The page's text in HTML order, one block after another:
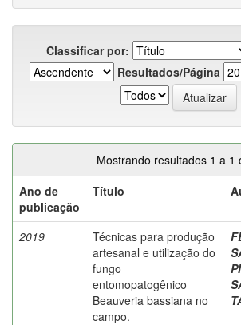
Classificar por:
Resultados/Página
Mostrando resultados 1 a 1
Ano de
publicação
Título
2019
Técnicas para produção
artesanal e utilização do
fungo
entomopatogênico
Beauveria bassiana no
campo.